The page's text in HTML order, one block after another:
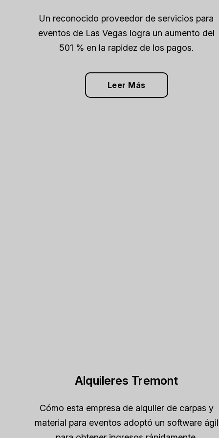
Un reconocido proveedor de servicios para
eventos de Las Vegas logra un aumento del
501 % en la rapidez de los pagos.
Leer Más
Alquileres Tremont
Cómo esta empresa de alquiler de carpas y
material para eventos adoptó un software ágil